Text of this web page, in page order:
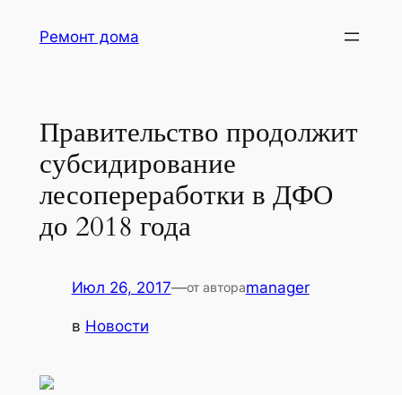
Ремонт дома
Правительство продолжит
субсидирование
лесопереработки в ДФО
до 2018 года
Июл 26, 2017—от автораmanager
в Новости